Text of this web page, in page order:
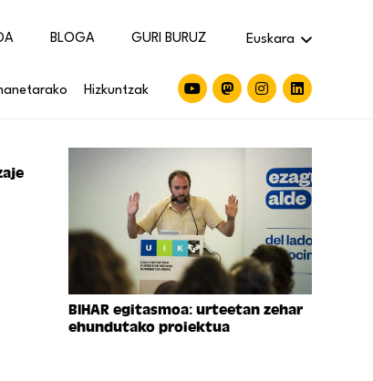
BLOGA GURI BURUZ Euskara
Hizkuntzak
BIHAR egitasmoa: urteetan zehar
ehundutako proiektua